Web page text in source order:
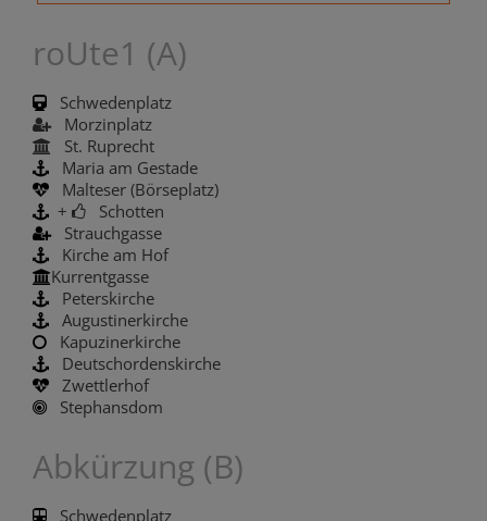
roUte1 (A)
Schwedenplatz
Morzinplatz
St. Ruprecht
Maria am Gestade
Malteser (Börseplatz)
+
Schotten
Strauchgasse
Kirche am Hof
Kurrentgasse
Peterskirche
Augustinerkirche
Kapuzinerkirche
Deutschordenskirche
Zwettlerhof
Stephansdom
Abkürzung (B)
Schwedenplatz